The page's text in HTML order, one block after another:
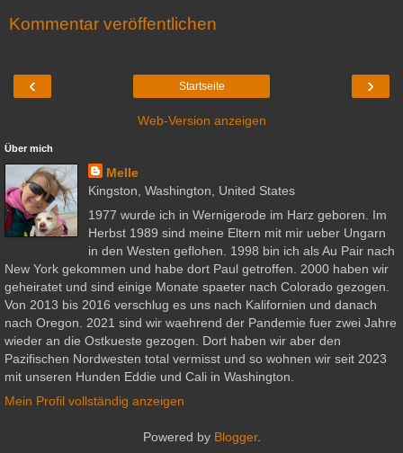
Kommentar veröffentlichen
‹ ›
Startseite
Web-Version anzeigen
Über mich
Melle
Kingston, Washington, United States
1977 wurde ich in Wernigerode im Harz geboren. Im
Herbst 1989 sind meine Eltern mit mir ueber Ungarn
in den Westen geflohen. 1998 bin ich als Au Pair nach
New York gekommen und habe dort Paul getroffen. 2000 haben wir
geheiratet und sind einige Monate spaeter nach Colorado gezogen.
Von 2013 bis 2016 verschlug es uns nach Kalifornien und danach
nach Oregon. 2021 sind wir waehrend der Pandemie fuer zwei Jahre
wieder an die Ostkueste gezogen. Dort haben wir aber den
Pazifischen Nordwesten total vermisst und so wohnen wir seit 2023
mit unseren Hunden Eddie und Cali in Washington.
Mein Profil vollständig anzeigen
Powered by Blogger.